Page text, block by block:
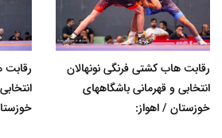
رقابت هاب کشتی فرنگی نونهالان
انتخابی و قهرمانی باشگاههای
خوزستان / اهواز:
رقابت